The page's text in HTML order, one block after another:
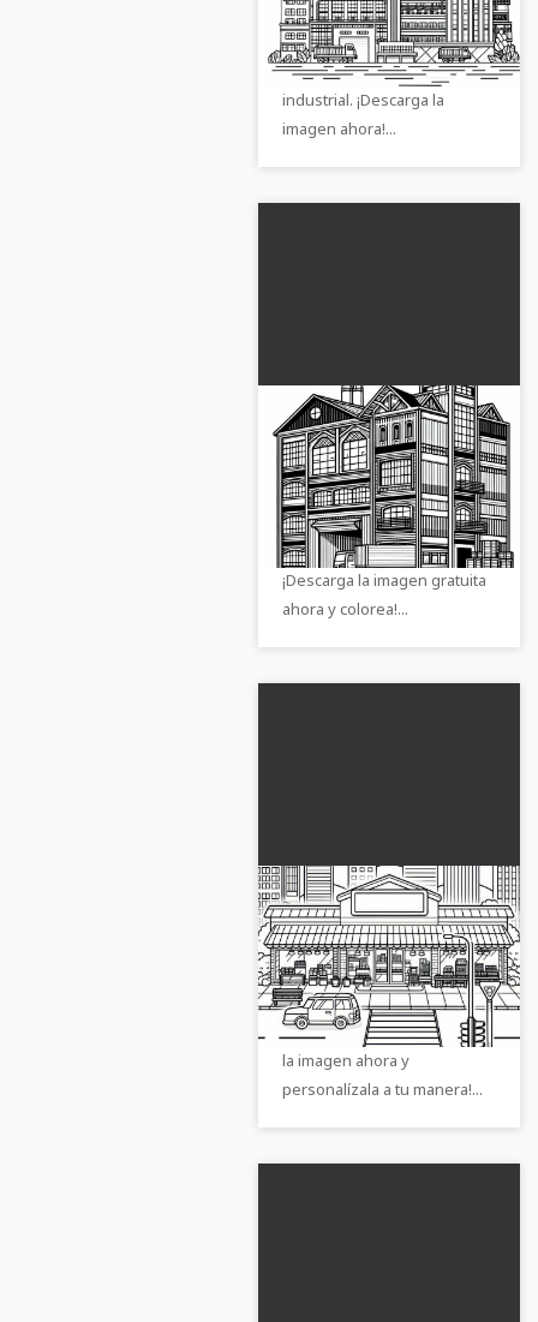
Termina tu creatividad con
nuestra plantilla de pintura
gratuita de un edificio
industrial. ¡Descarga la
imagen ahora!...
Imagen para colorear
de un almacén gratis
Imágenes para colorear
creativas de naves
industriales te esperan.
¡Descarga la imagen gratuita
ahora y colorea!...
Plantilla para colorear
de centro comercial
gratis
Crea tu propio centro
comercial con esta plantilla
de dibujo gratuita. ¡Descarga
la imagen ahora y
personalízala a tu manera!...